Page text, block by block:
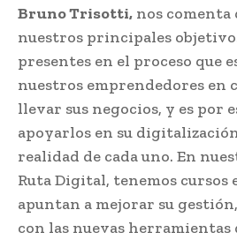
Bruno Trisotti, nos comenta
nuestros principales
presentes en el proceso que
nuestros emprendedores en
llevar sus negocios, y es por
apoyarlos en su
realidad de cada uno. En
Ruta Digital, tenemos cursos
apuntan a mejorar su
con las nuevas herramientas